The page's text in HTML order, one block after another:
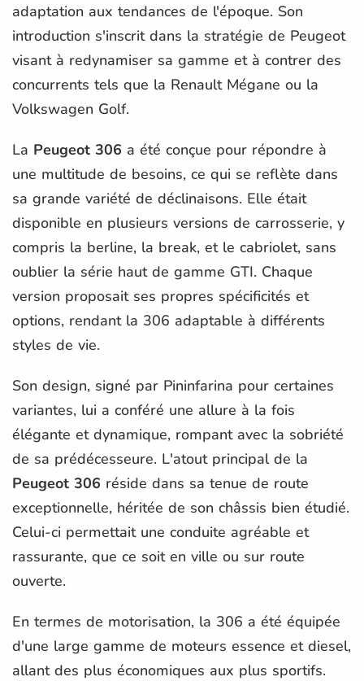
adaptation aux tendances de l'époque. Son
introduction s'inscrit dans la stratégie de Peugeot
visant à redynamiser sa gamme et à contrer des
concurrents tels que la Renault Mégane ou la
Volkswagen Golf.
La Peugeot 306 a été conçue pour répondre à
une multitude de besoins, ce qui se reflète dans
sa grande variété de déclinaisons. Elle était
disponible en plusieurs versions de carrosserie, y
compris la berline, la break, et le cabriolet, sans
oublier la série haut de gamme GTI. Chaque
version proposait ses propres spécificités et
options, rendant la 306 adaptable à différents
styles de vie.
Son design, signé par Pininfarina pour certaines
variantes, lui a conféré une allure à la fois
élégante et dynamique, rompant avec la sobriété
de sa prédécesseure. L'atout principal de la
Peugeot 306 réside dans sa tenue de route
exceptionnelle, héritée de son châssis bien étudié.
Celui-ci permettait une conduite agréable et
rassurante, que ce soit en ville ou sur route
ouverte.
En termes de motorisation, la 306 a été équipée
d'une large gamme de moteurs essence et diesel,
allant des plus économiques aux plus sportifs.